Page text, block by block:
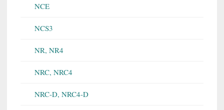
NCE
NCS3
NR, NR4
NRC, NRC4
NRC-D, NRC4-D